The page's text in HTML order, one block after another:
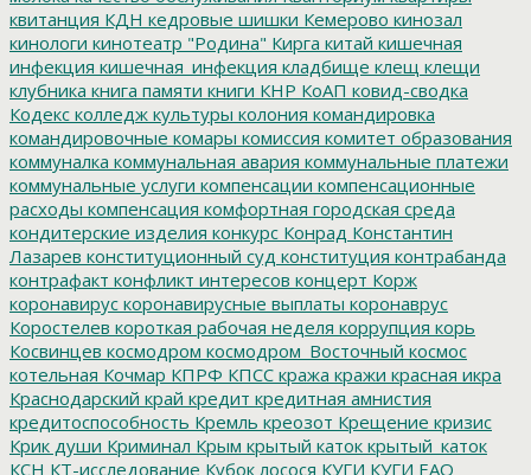
квитанция КДН кедровые шишки Кемерово кинозал
кинологи кинотеатр "Родина" Кирга китай кишечная
инфекция кишечная_инфекция кладбище клещ клещи
клубника книга памяти книги КНР КоАП ковид-сводка
Кодекс колледж культуры колония командировка
командировочные комары комиссия комитет образования
коммуналка коммунальная авария коммунальные платежи
коммунальные услуги компенсации компенсационные
расходы компенсация комфортная городская среда
кондитерские изделия конкурс Конрад Константин
Лазарев конституционный суд конституция контрабанда
контрафакт конфликт интересов концерт Корж
коронавирус коронавирусные выплаты коронаврус
Коростелев короткая рабочая неделя коррупция корь
Косвинцев космодром космодром_Восточный космос
котельная Кочмар КПРФ КПСС кража кражи красная икра
Краснодарский край кредит кредитная амнистия
кредитоспособность Кремль креозот Крещение кризис
Крик души Криминал Крым крытый каток крытый_каток
КСН КТ-исследование Кубок лосося КУГИ КУГИ ЕАО